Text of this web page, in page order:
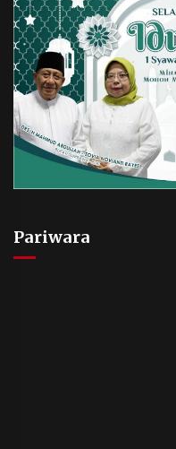
Pariwara